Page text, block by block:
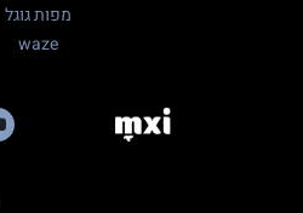
מפות גוגל
waze